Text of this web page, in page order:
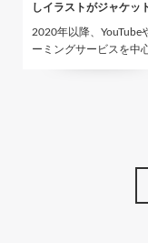
しイラストがジャケッ
2020年以降、YouTube
ーミングサービスを中